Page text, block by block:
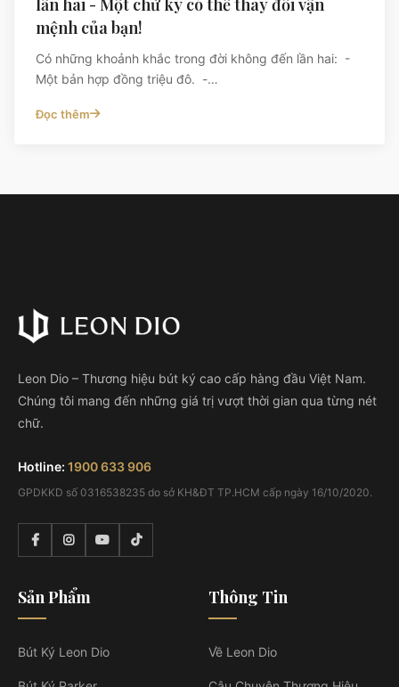
mệnh của bạn!
Có những khoảnh khắc trong đời không đến lần hai: -
Một bản hợp đồng triệu đô. -…
Đọc thêm
Leon Dio – Thương hiệu bút ký cao cấp hàng đầu Việt Nam.
Chúng tôi mang đến những giá trị vượt thời gian qua từng nét
chữ.
Hotline: 1900 633 906
GPDKKD số 0316538235 do sở KH&ĐT TP.HCM cấp ngày 16/10/2020.
Sản Phẩm
Bút Ký Leon Dio
Thông Tin
Về Leon Dio